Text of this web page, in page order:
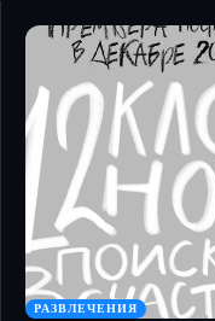
РАЗВЛЕЧЕНИЯ